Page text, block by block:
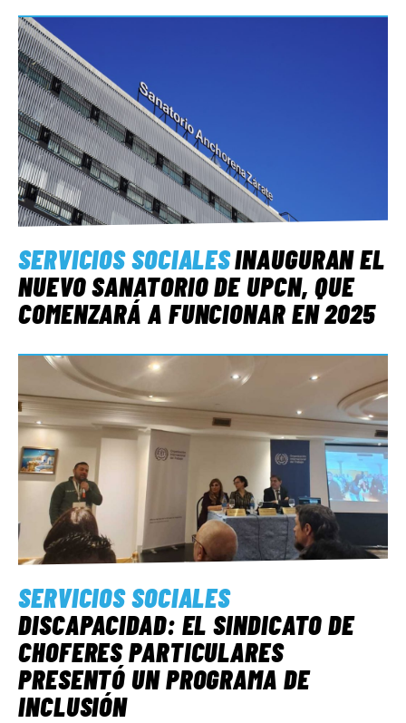
SERVICIOS SOCIALESINAUGURAN EL
NUEVO SANATORIO DE UPCN, QUE
COMENZARÁ A FUNCIONAR EN 2025
SERVICIOS SOCIALES
DISCAPACIDAD: EL SINDICATO DE
CHOFERES PARTICULARES
PRESENTÓ UN PROGRAMA DE
INCLUSIÓN